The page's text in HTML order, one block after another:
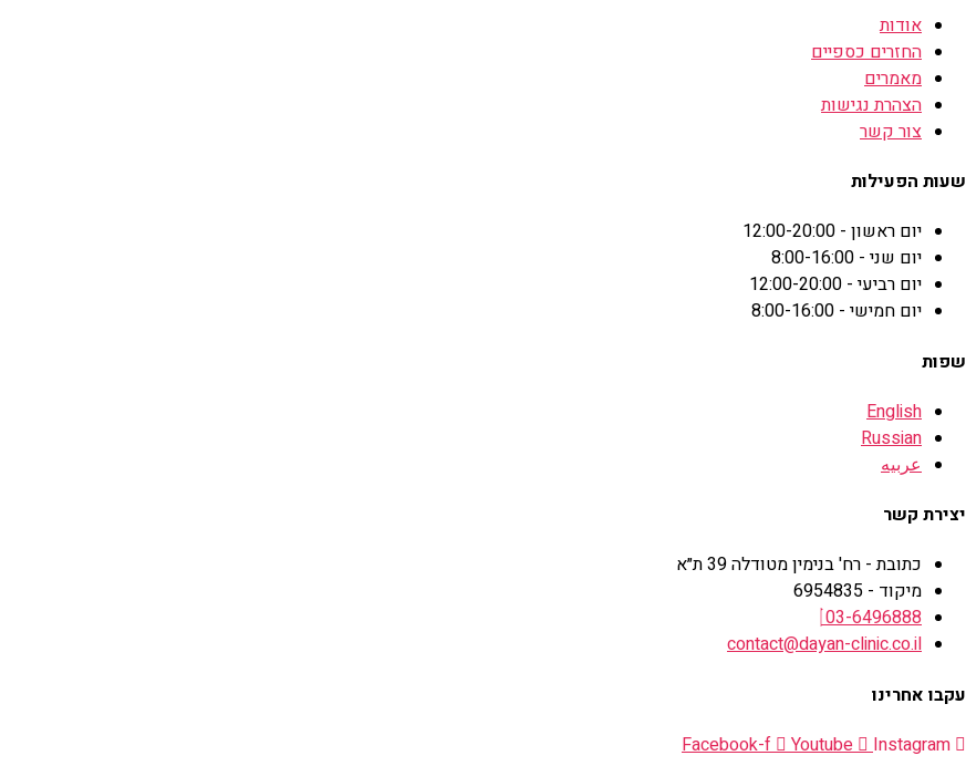
אודות
החזרים כספיים
מאמרים
הצהרת נגישות
צור קשר
שעות הפעילות
יום ראשון - 12:00-20:00
יום שני - 8:00-16:00
יום רביעי - 12:00-20:00
יום חמישי - 8:00-16:00
שפות
English
Russian
عربيه
יצירת קשר
כתובת - רח' בנימין מטודלה 39 ת״א
מיקוד - 6954835
03-6496888
contact@dayan-clinic.co.il
עקבו אחרינו
Facebook-f
Youtube
Instagram